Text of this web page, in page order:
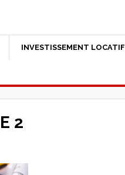
INVESTISSEMENT LOCATIF
2